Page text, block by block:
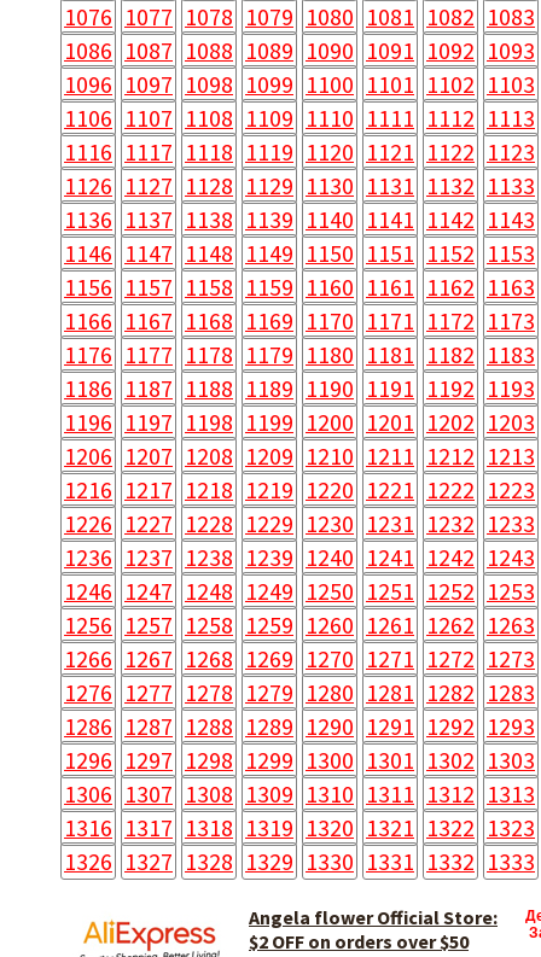
1076 1077 1078 1079 1080 1081 1082 1083
1086 1087 1088 1089 1090 1091 1092 1093
1096 1097 1098 1099 1100 1101 1102 1103
1106 1107 1108 1109 1110 1111 1112 1113
1116 1117 1118 1119 1120 1121 1122 1123
1126 1127 1128 1129 1130 1131 1132 1133
1136 1137 1138 1139 1140 1141 1142 1143
1146 1147 1148 1149 1150 1151 1152 1153
1156 1157 1158 1159 1160 1161 1162 1163
1166 1167 1168 1169 1170 1171 1172 1173
1176 1177 1178 1179 1180 1181 1182 1183
1186 1187 1188 1189 1190 1191 1192 1193
1196 1197 1198 1199 1200 1201 1202 1203
1206 1207 1208 1209 1210 1211 1212 1213
1216 1217 1218 1219 1220 1221 1222 1223
1226 1227 1228 1229 1230 1231 1232 1233
1236 1237 1238 1239 1240 1241 1242 1243
1246 1247 1248 1249 1250 1251 1252 1253
1256 1257 1258 1259 1260 1261 1262 1263
1266 1267 1268 1269 1270 1271 1272 1273
1276 1277 1278 1279 1280 1281 1282 1283
1286 1287 1288 1289 1290 1291 1292 1293
1296 1297 1298 1299 1300 1301 1302 1303
1306 1307 1308 1309 1310 1311 1312 1313
1316 1317 1318 1319 1320 1321 1322 1323
1326 1327 1328 1329 1330 1331 1332 1333
Angela flower Official Store:
$2 OFF on orders over $50